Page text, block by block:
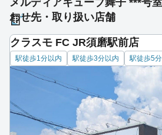
メルディアキューブ舞子 ***号
わせ先・取り扱い店舗
クラスモ FC JR須磨駅前店
駅徒歩1分以内 駅徒歩3分以内 駅徒歩5